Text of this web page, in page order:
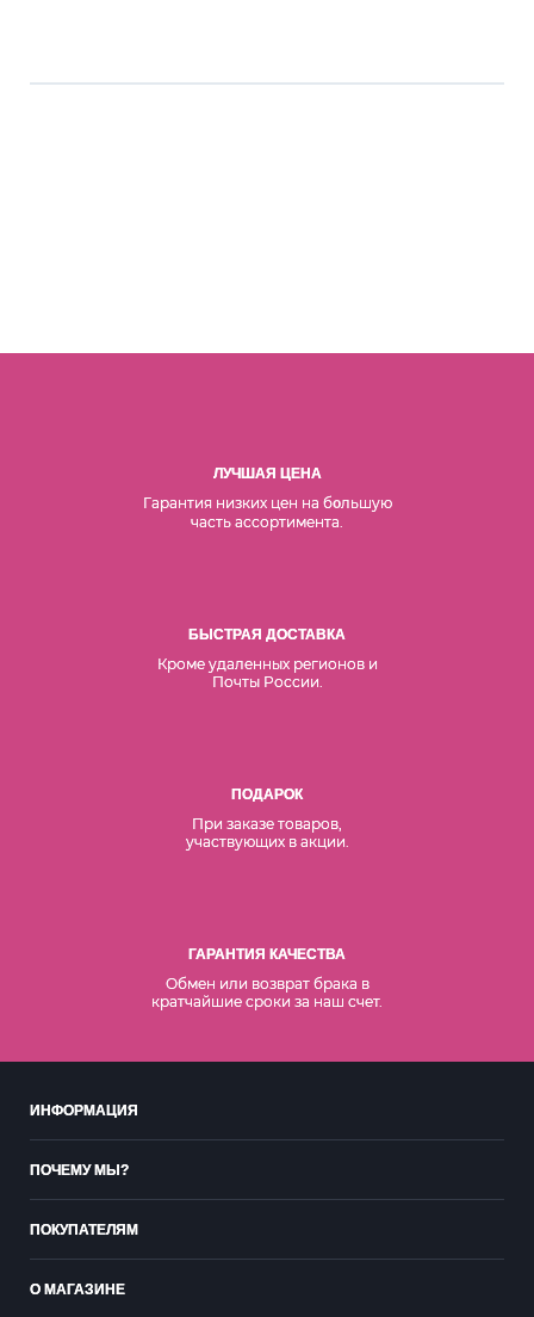
ЛУЧШАЯ ЦЕНА
Гарантия низких цен на большую
часть ассортимента.
БЫСТРАЯ ДОСТАВКА
Кроме удаленных регионов и
Почты России.
ПОДАРОК
При заказе товаров,
участвующих в акции.
ГАРАНТИЯ КАЧЕСТВА
Обмен или возврат брака в
кратчайшие сроки за наш счет.
ИНФОРМАЦИЯ
ПОЧЕМУ МЫ?
ПОКУПАТЕЛЯМ
О МАГАЗИНЕ